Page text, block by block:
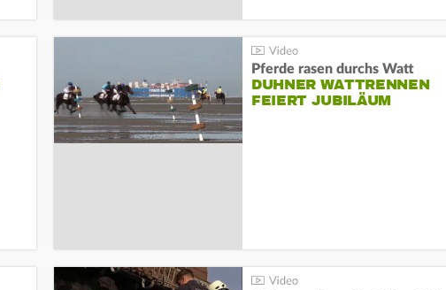
Pferde rasen durchs Watt
DUHNER WATTRENNEN
FEIERT JUBILÄUM